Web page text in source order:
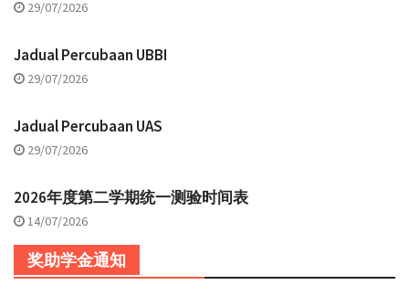
29/07/2026
Jadual Percubaan UBBI
29/07/2026
Jadual Percubaan UAS
29/07/2026
2026年度第二学期统一测验时间表
14/07/2026
奖助学金通知